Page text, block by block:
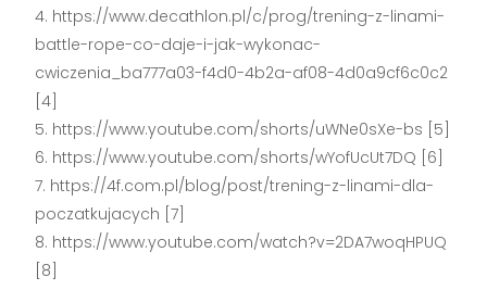
https://www.decathlon.pl/c/prog/trening-z-linami-
battle-rope-co-daje-i-jak-wykonac-
cwiczenia_ba777a03-f4d0-4b2a-af08-4d0a9cf6c0c2
[4]
https://www.youtube.com/shorts/uWNe0sXe-bs [5]
https://www.youtube.com/shorts/wYofUcUt7DQ [6]
https://4f.com.pl/blog/post/trening-z-linami-dla-
poczatkujacych [7]
https://www.youtube.com/watch?v=2DA7woqHPUQ
[8]